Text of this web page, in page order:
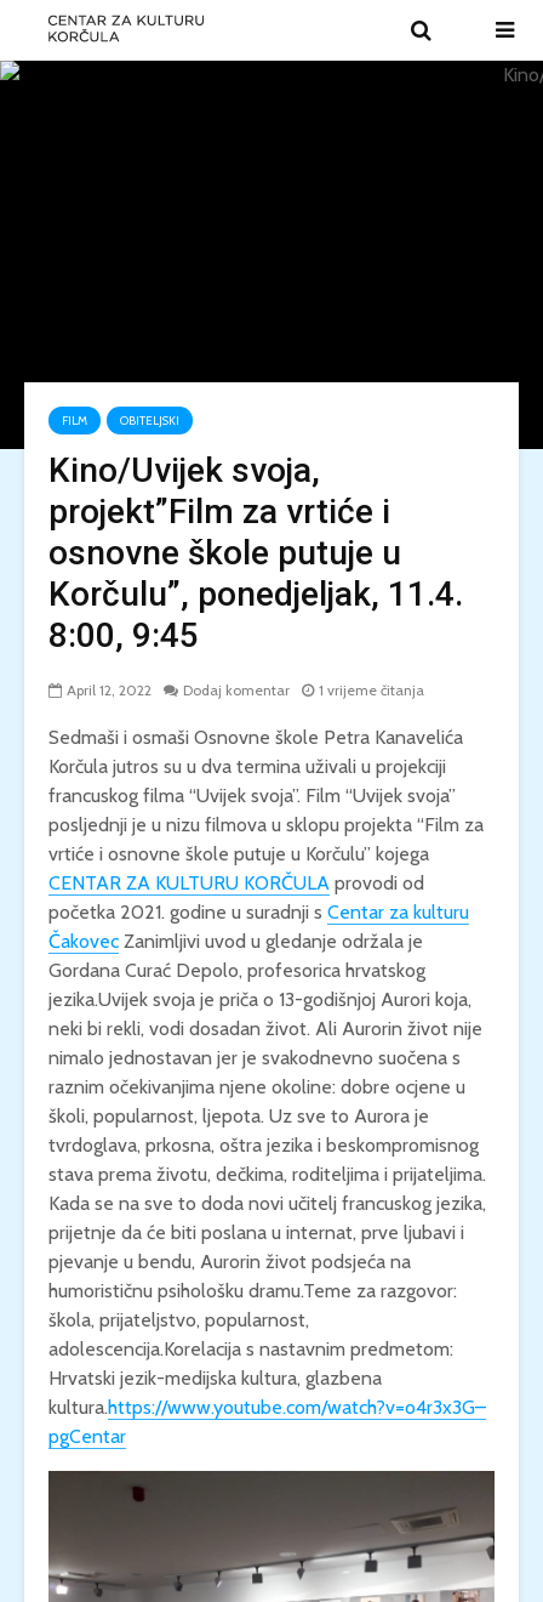
FILM OBITELJSKI
Kino/Uvijek svoja,
projekt”Film za vrtiće i
osnovne škole putuje u
Korčulu”, ponedjeljak, 11.4.
8:00, 9:45
April 12, 2022 Dodaj komentar 1 vrijeme čitanja
Sedmaši i osmaši Osnovne škole Petra Kanavelića
Korčula jutros su u dva termina uživali u projekciji
francuskog filma “Uvijek svoja”. Film “Uvijek svoja”
posljednji je u nizu filmova u sklopu projekta “Film za
vrtiće i osnovne škole putuje u Korčulu” kojega
CENTAR ZA KULTURU KORČULA provodi od
početka 2021. godine u suradnji s Centar za kulturu
Čakovec Zanimljivi uvod u gledanje održala je
Gordana Curać Depolo, profesorica hrvatskog
jezika.Uvijek svoja je priča o 13-godišnjoj Aurori koja,
neki bi rekli, vodi dosadan život. Ali Aurorin život nije
nimalo jednostavan jer je svakodnevno suočena s
raznim očekivanjima njene okoline: dobre ocjene u
školi, popularnost, ljepota. Uz sve to Aurora je
tvrdoglava, prkosna, oštra jezika i beskompromisnog
stava prema životu, dečkima, roditeljima i prijateljima.
Kada se na sve to doda novi učitelj francuskog jezika,
prijetnje da će biti poslana u internat, prve ljubavi i
pjevanje u bendu, Aurorin život podsjeća na
humorističnu psihološku dramu.Teme za razgovor:
škola, prijateljstvo, popularnost,
adolescencija.Korelacija s nastavnim predmetom:
Hrvatski jezik-medijska kultura, glazbena
kultura.https://www.youtube.com/watch?v=o4r3x3G–
pgCentar